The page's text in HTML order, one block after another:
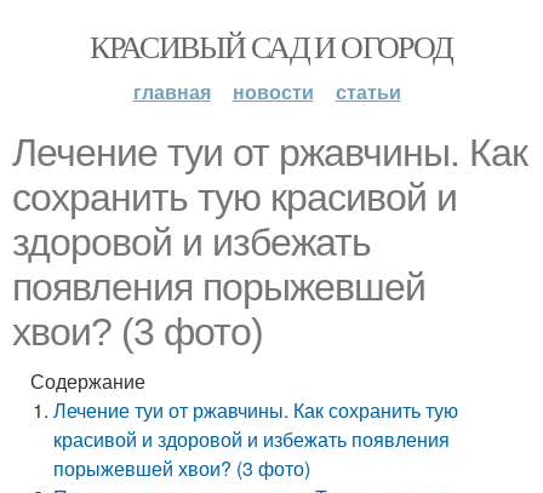
КРАСИВЫЙ САД И ОГОРОД
главная новости статьи
Лечение туи от ржавчины. Как
сохранить тую красивой и
здоровой и избежать
появления порыжевшей
хвои? (3 фото)
Содержание
Лечение туи от ржавчины. Как сохранить тую
красивой и здоровой и избежать появления
порыжевшей хвои? (3 фото)